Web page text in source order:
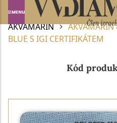
Domů
DRAHOKAMY A
AKVAMARÍN
AKVAMARÍN
BLUE S IGI CERTIFIKÁTEM
Kód